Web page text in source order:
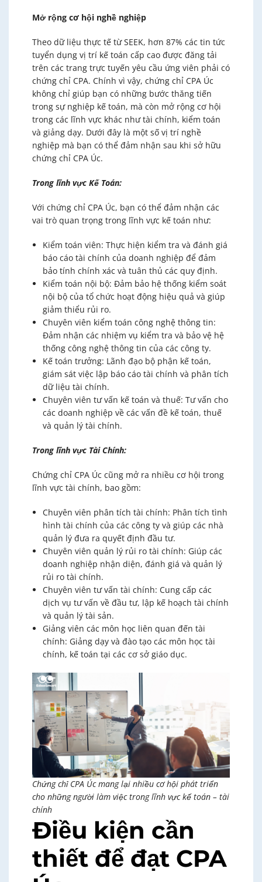
Mở rộng cơ hội nghề nghiệp
Theo dữ liệu thực tế từ SEEK, hơn 87% các tin tức
tuyển dụng vị trí kế toán cấp cao được đăng tải
trên các trang trực tuyến yêu cầu ứng viên phải có
chứng chỉ CPA. Chính vì vậy, chứng chỉ CPA Úc
không chỉ giúp bạn có những bước thăng tiến
trong sự nghiệp kế toán, mà còn mở rộng cơ hội
trong các lĩnh vực khác như tài chính, kiểm toán
và giảng dạy. Dưới đây là một số vị trí nghề
nghiệp mà bạn có thể đảm nhận sau khi sở hữu
chứng chỉ CPA Úc.
Trong lĩnh vực Kế Toán:
Với chứng chỉ CPA Úc, bạn có thể đảm nhận các
vai trò quan trọng trong lĩnh vực kế toán như:
Kiểm toán viên: Thực hiện kiểm tra và đánh giá
báo cáo tài chính của doanh nghiệp để đảm
bảo tính chính xác và tuân thủ các quy định.
Kiểm toán nội bộ: Đảm bảo hệ thống kiểm soát
nội bộ của tổ chức hoạt động hiệu quả và giúp
giảm thiểu rủi ro.
Chuyên viên kiểm toán công nghệ thông tin:
Đảm nhận các nhiệm vụ kiểm tra và bảo vệ hệ
thống công nghệ thông tin của các công ty.
Kế toán trưởng: Lãnh đạo bộ phận kế toán,
giám sát việc lập báo cáo tài chính và phân tích
dữ liệu tài chính.
Chuyên viên tư vấn kế toán và thuế: Tư vấn cho
các doanh nghiệp về các vấn đề kế toán, thuế
và quản lý tài chính.
Trong lĩnh vực Tài Chính:
Chứng chỉ CPA Úc cũng mở ra nhiều cơ hội trong
lĩnh vực tài chính, bao gồm:
Chuyên viên phân tích tài chính: Phân tích tình
hình tài chính của các công ty và giúp các nhà
quản lý đưa ra quyết định đầu tư.
Chuyên viên quản lý rủi ro tài chính: Giúp các
doanh nghiệp nhận diện, đánh giá và quản lý
rủi ro tài chính.
Chuyên viên tư vấn tài chính: Cung cấp các
dịch vụ tư vấn về đầu tư, lập kế hoạch tài chính
và quản lý tài sản.
Giảng viên các môn học liên quan đến tài
chính: Giảng dạy và đào tạo các môn học tài
chính, kế toán tại các cơ sở giáo dục.
Chứng chỉ CPA Úc mang lại nhiều cơ hội phát triển
cho những người làm việc trong lĩnh vực kế toán – tài
chính
Điều kiện cần
thiết để đạt CPA